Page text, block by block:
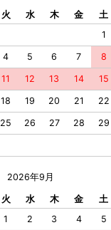
火 水 木 金
土
1
4 5 6 7 8
11 12 13 14 15
18 19 20 21 22
25 26 27 28 29
2026年9月
火 水 木 金
土
1
2 3 4 5